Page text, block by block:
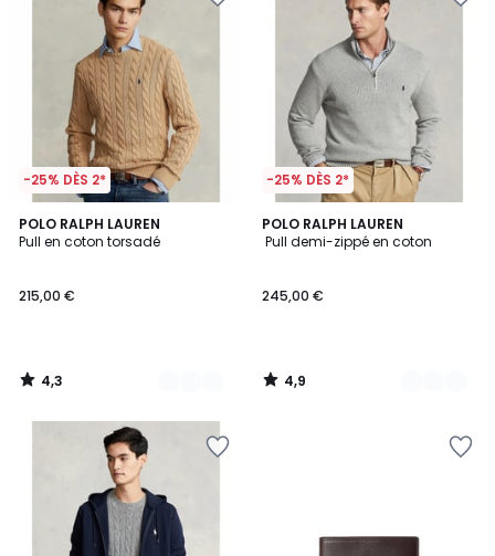
-25% DÈS 2*
POLO RALPH LAUREN
Pull en coton torsadé
215,00 €
4,3
/ 5
6
Couleurs
4,3
/
-25% DÈS 2*
POLO RALPH LAUREN
Pull demi-zippé en coton
245,00 €
4,9
/ 5
3
Couleurs
4,9
/